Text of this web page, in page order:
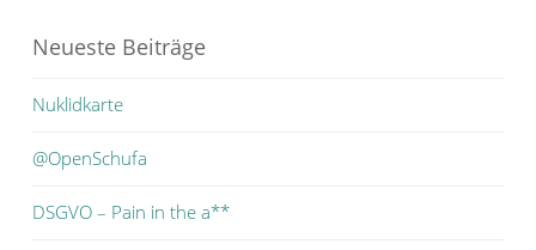
Neueste Beiträge
Nuklidkarte
@OpenSchufa
DSGVO – Pain in the a**